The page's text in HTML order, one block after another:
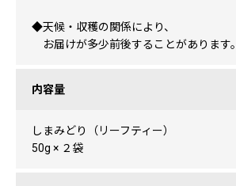
◆天候・収穫の関係により、
お届けが多少前後することがあります。
内容量
しまみどり（リーフティー）
50g × ２袋